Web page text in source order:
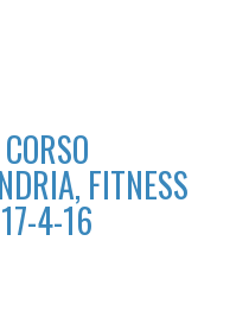
FITNESS
4-16